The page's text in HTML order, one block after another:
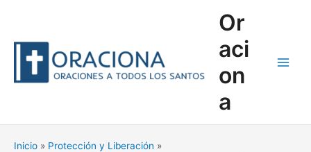
Or
aci
on
a
Inicio
Protección y Liberación